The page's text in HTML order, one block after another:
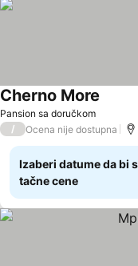
Pansion sa doručkom
Cherno More
/ Ocena nije dostupna
Izaberi datume da bi
tačne cene